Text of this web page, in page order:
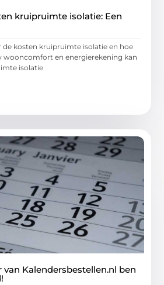
kruipruimte isolatie: Een
de kosten kruipruimte isolatie en hoe
wooncomfort en energierekening kan
isolatie
van Kalendersbestellen.nl ben